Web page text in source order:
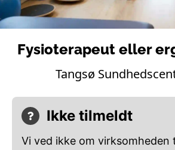
Fysioterapeut eller
Tangsø
Ikke tilmeldt
Vi ved ikke om virksomheden